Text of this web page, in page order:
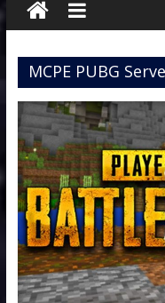
MCPE PUBG